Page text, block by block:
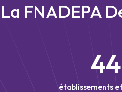
La FNADEPA
44
établissements